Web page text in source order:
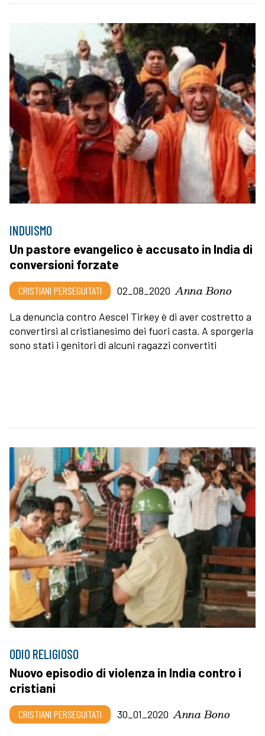
INDUISMO
Un pastore evangelico è accusato in India di
conversioni forzate
CRISTIANI PERSEGUITATI 02_08_2020 Anna Bono
La denuncia contro Aescel Tirkey è di aver costretto a
convertirsi al cristianesimo dei fuori casta. A sporgerla
sono stati i genitori di alcuni ragazzi convertiti
ODIO RELIGIOSO
Nuovo episodio di violenza in India contro i
cristiani
CRISTIANI PERSEGUITATI 30_01_2020 Anna Bono